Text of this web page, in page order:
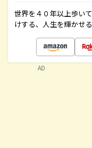
世界を４０年以上歩い
けする、人生を輝かせ
AD